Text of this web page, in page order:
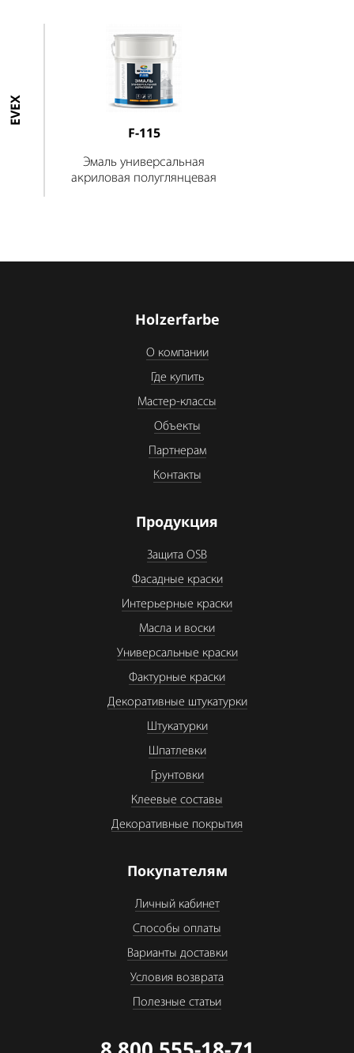
EVEX
F-115
Эмаль универсальная
акриловая полуглянцевая
Holzerfarbe
О компании
Где купить
Мастер-классы
Объекты
Партнерам
Контакты
Продукция
Защита OSB
Фасадные краски
Интерьерные краски
Масла и воски
Универсальные краски
Фактурные краски
Декоративные штукатурки
Штукатурки
Шпатлевки
Грунтовки
Клеевые составы
Декоративные покрытия
Покупателям
Личный кабинет
Способы оплаты
Варианты доставки
Условия возврата
Полезные статьи